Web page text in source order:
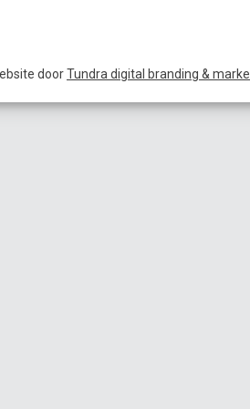
doorTundra digital branding &